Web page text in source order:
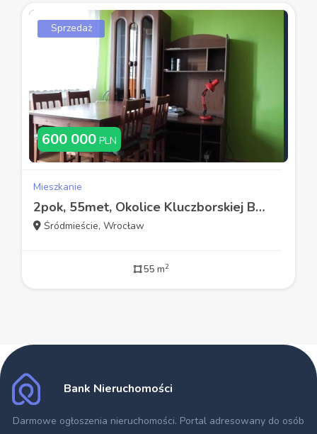
Sprzedaż
600 000 PLN
Mieszkanie
2pok, 55met, Okolice Kluczborskiej BALKON/GARAŻ (Wrocław)
Śródmieście, Wrocław
55 m2
Bank Nieruchomości
Darmowe ogłoszenia nieruchomości. Portal adresowany do osób